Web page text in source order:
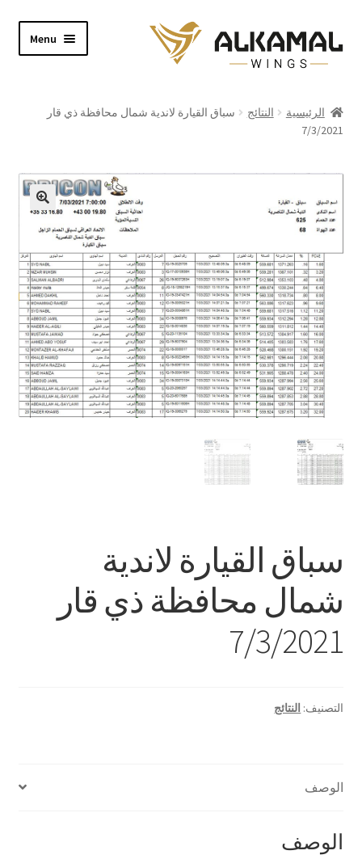
Skip
to
navigation
Skip
to
content
Menu
Shop
About
Video
Contact
الرئيسية النتائج
سباق القيارة لاندية شمال محافظة ذي قار
7/3/2021
سباق القيارة لاندية
شمال محافظة ذي قار
7/3/2021
التصنيف: النتائج
الوصف
الوصف